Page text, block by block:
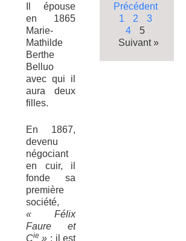
Il épouse
en 1865
Marie-
Mathilde
Berthe
Belluo
avec qui il
aura deux
filles.
En 1867,
devenu
négociant
en cuir, il
fonde sa
première
société,
« Félix
Faure et
Cie» : il est
Précédent
1
2
3
4
5
Suivant »